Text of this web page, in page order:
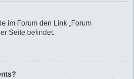
im Forum den Link „Forum
Seite befindet.